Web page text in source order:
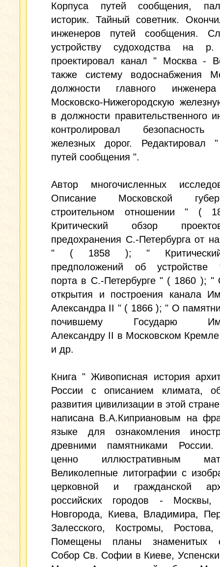
Корпуса путей сообщения,
историк. Тайный советник.
инженеров путей сообщения.
устройству судоходства на
проектировал канал " Москва -
также систему водоснабжения
должности главного
Московско-Нижегородскую
в должности правительственного
контролировал безопасность
железных дорог. Редактировал
путей сообщения ".
Автор многочисленных
Описание Московской
строительном отношении " (
Критический обзор
предохранения С.-Петербурга от
" ( 1858 ); "
предположений об устройстве
порта в С.-Петербурге " ( 1860 ); "
открытия и построения канала
Александра II " ( 1866 ); " О
почившему Государю
Александру II в Московском
и др.
Книга " Живописная история
России с описанием климата,
развития цивилизации в этой
написана В.А.Киприановым на
языке для ознакомления
древними памятниками России.
ценно иллюстративным
Великолепные литографии с
церковной и гражданской
российских городов - Москвы,
Новгорода, Киева, Владимира,
Залесского, Костромы,
Помещены планы знаменитых
Собор Св. Софии в Киеве,